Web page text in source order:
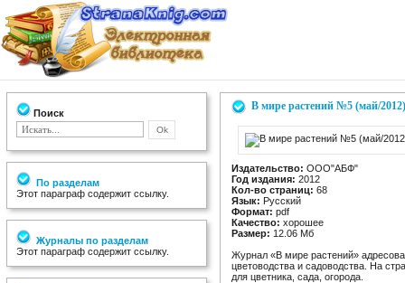
Поиск
По разделам
Этот параграф содержит ссылку.
Журналы по разделам
Этот параграф содержит ссылку.
В мире растений №5 (май/2012)
Издательство: ООО"АБФ"
Год издания: 2012
Кол-во страниц: 68
Язык: Русский
Формат: pdf
Качество: хорошее
Размер: 12.06 Мб
Журнал «В мире растений»
цветоводства и садоводства. На
для цветника, сада, огорода.